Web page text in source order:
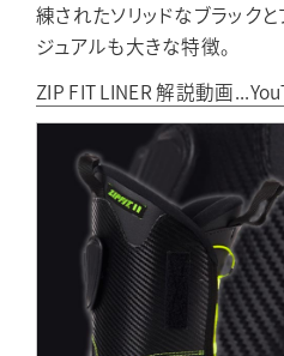
練されたソリッドなブラック
ジュアルも大きな特徴。
ZIP FIT LINER 解説動画